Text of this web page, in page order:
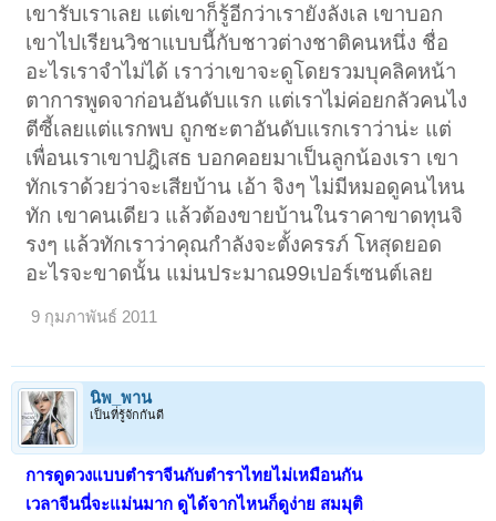
เขารับเราเลย แต่เขาก็รู้อีกว่าเรายังลังเล เขาบอก
เขาไปเรียนวิชาแบบนี้กับชาวต่างชาติคนหนึ่ง ชื่อ
อะไรเราจำไม่ได้ เราว่าเขาจะดูโดยรวมบุคลิคหน้า
ตาการพูดจาก่อนอันดับแรก แต่เราไม่ค่อยกลัวคนไง
ตีซี้เลยแต่แรกพบ ถูกชะตาอันดับแรกเราว่าน่ะ แต่
เพื่อนเราเขาปฎิเสธ บอกคอยมาเป็นลูกน้องเรา เขา
ทักเราด้วยว่าจะเสียบ้าน เอ้า จิงๆ ไม่มีหมอดูคนไหน
ทัก เขาคนเดียว แล้วต้องขายบ้านในราคาขาดทุนจิ
รงๆ แล้วทักเราว่าคุณกำลังจะตั้งครรภ์ โหสุดยอด
อะไรจะขาดนั้น แม่นประมาณ99เปอร์เซนต์เลย
9 กุมภาพันธ์ 2011
นิพ_พาน
เป็นที่รู้จักกันดี
การดูดวงแบบตำราจีนกับตำราไทยไม่เหมือนกัน
เวลาจีนนี่จะแม่นมาก ดูได้จากไหนก็ดูง่าย สมมุติ